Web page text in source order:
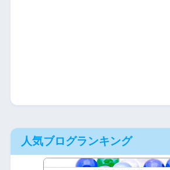
人気ブログランキング